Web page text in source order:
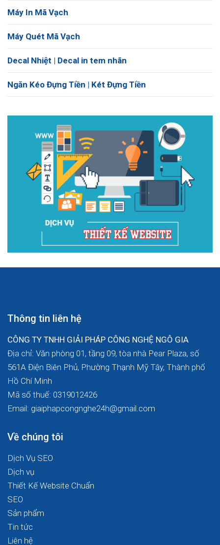
Máy In Mã Vạch
Máy Quét Mã Vạch
Decal Nhiệt | Decal in tem nhãn
Ngăn Kéo Đựng Tiền | Két Đựng Tiền
Thông tin liên hệ
CÔNG TY TNHH GIẢI PHÁP CÔNG NGHỆ NGÔ GIA
Địa chỉ: Văn phòng 01, tầng 09, tòa nhà Pear Plaza, số
561A Điện Biên Phủ, Phường Thạnh Mỹ Tây, Thành phố
Hồ Chí Minh
Mã số thuế: 0319012426
Email: giaiphapcongnghe24h@gmail.com
Về chúng tôi
Dịch Vụ SEO
Dịch vụ
Thiết Kế Website Chuẩn
SEO
Sản phẩm
Tin tức
Liên hệ